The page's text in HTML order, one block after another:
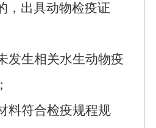
，出具动物检疫证
发生相关水生动物疫
料符合检疫规程规